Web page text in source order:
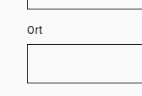
Ort